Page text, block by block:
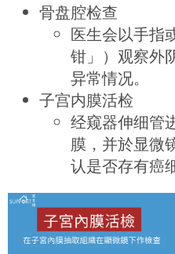
骨盘腔检查
医生会以手指
钳」）观察外
异常情况。
子宫内膜活检
经窥器伸细管
膜，并於显微
认是否存有癌